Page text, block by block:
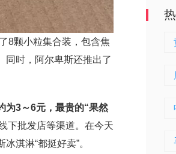
8颗小粒集合装，包含焦
同时，阿尔卑斯还推出了
为3～6元，最贵的“果然
下批发店等渠道。在今天
淇淋“都挺好卖”。